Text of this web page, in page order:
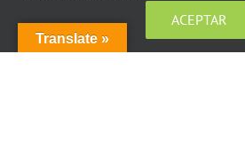
Política de cookies
Translate »
ACEPTAR